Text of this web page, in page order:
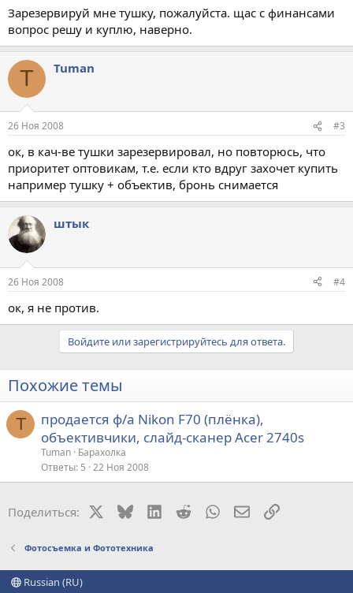
Зарезервируй мне тушку, пожалуйста. щас с финансами
вопрос решу и куплю, наверно.
T Tuman
26 Ноя 2008 #3
ок, в кач-ве тушки зарезервировал, но повторюсь, что
приоритет оптовикам, т.е. если кто вдруг захочет купить
например тушку + объектив, бронь снимается
штык
26 Ноя 2008 #4
ок, я не против.
Войдите или зарегистрируйтесь для ответа.
Похожие темы
T
продается ф/а Nikon F70 (плёнка),
объективчики, слайд-сканер Acer 2740s
Tuman Барахолка
Ответы 5 22 Ноя 2008
Поделиться: BlueskyLinkedIn
RedditWhatsAppЭлектронная
Ссылка
Фотосъемка и Фототехника
Russian (RU)